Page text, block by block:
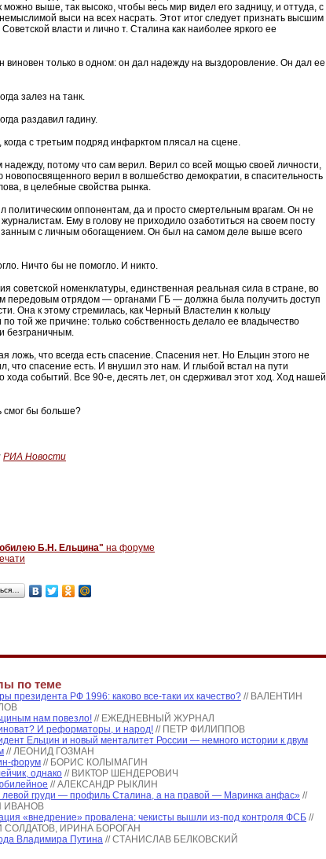
можно выше, так высоко, чтобы весь мир видел его задницу, и оттуда, с
выси на всех насрать. Этот итог следует признать высшим
власти и лично т. Сталина как наиболее яркого ее
только в одном: он дал надежду на выздоровление. Он дал ее
залез на танк.
раздавил гадину.
с третьим подряд инфарктом плясал на сцене.
потому что сам верил. Верил со всей мощью своей личности,
новопосвященного верил в волшебство демократии, в спасительность
в целебные свойства рынка.
оппонентам, да и просто смертельным врагам. Он не
Ему в голову не приходило озаботиться на своем посту
с личным обогащением. Он был на самом деле выше всего
Ничто бы не помогло. И никто.
советской номенклатуры, единственная реальная сила в стране, во
передовым отрядом — органами ГБ — должна была получить доступ
Она к этому стремилась, как Черный Властелин к кольцу
по той же причине: только собственность делало ее владычество
безграничным.
ложь, что всегда есть спасение. Спасения нет. Но Ельцин этого не
что спасение есть. И внушил это нам. И глыбой встал на пути
хода событий. Все 90-е, десять лет, он сдерживал этот ход. Ход нашей
бы больше?
РИА Новости
Б.Н. Ельцина" на форуме
по теме
президента РФ 1996: каково все-таки их качество? // ВАЛЕНТИН
нам повезло! // ЕЖЕДНЕВНЫЙ ЖУРНАЛ
И реформаторы, и народ! // ПЕТР ФИЛИППОВ
Ельцин и новый менталитет России — немного истории к двум
// ЛЕОНИД ГОЗМАН
форум // БОРИС КОЛЫМАГИН
однако // ВИКТОР ШЕНДЕРОВИЧ
// АЛЕКСАНДР РЫКЛИН
левой груди — профиль Сталина, а на правой — Маринка анфас» //
ИВАНОВ
«внедрение» провалена: чекисты вышли из-под контроля ФСБ //
СОЛДАТОВ, ИРИНА БОРОГАН
Владимира Путина // СТАНИСЛАВ БЕЛКОВСКИЙ